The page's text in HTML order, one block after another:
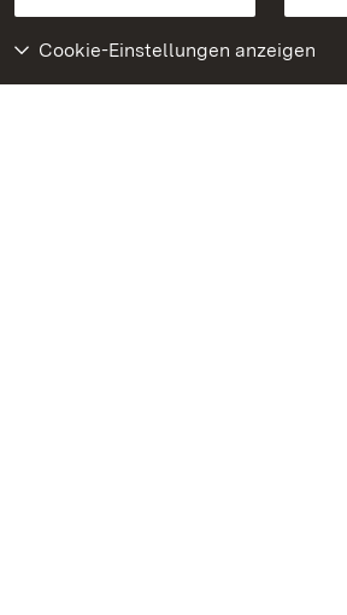
Cookie-Einstellungen anzeigen
Weiteres